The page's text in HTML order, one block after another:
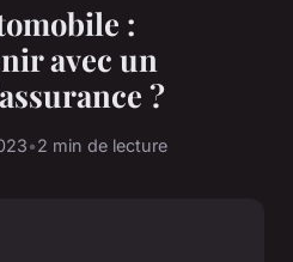
:
avec un
?
•2 min de lecture